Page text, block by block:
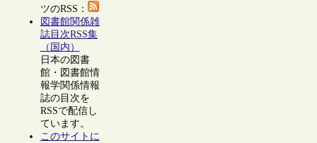
ツのRSS：
図書館関係雑
誌目次RSS集
（国内）
日本の図書
館・図書館情
報学関係情報
誌の目次を
RSSで配信し
ています。
このサイトに